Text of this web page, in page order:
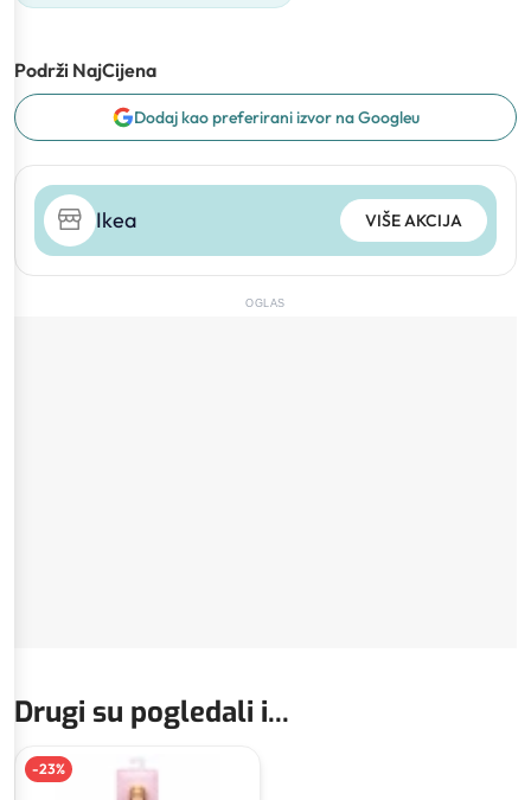
Podrži NajCijena
Dodaj kao preferirani izvor na Googleu
Ikea VIŠE AKCIJA
OGLAS
Drugi su pogledali i...
-23%